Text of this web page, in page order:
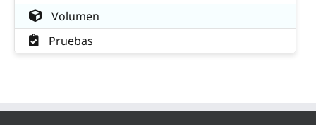
Volumen
Pruebas